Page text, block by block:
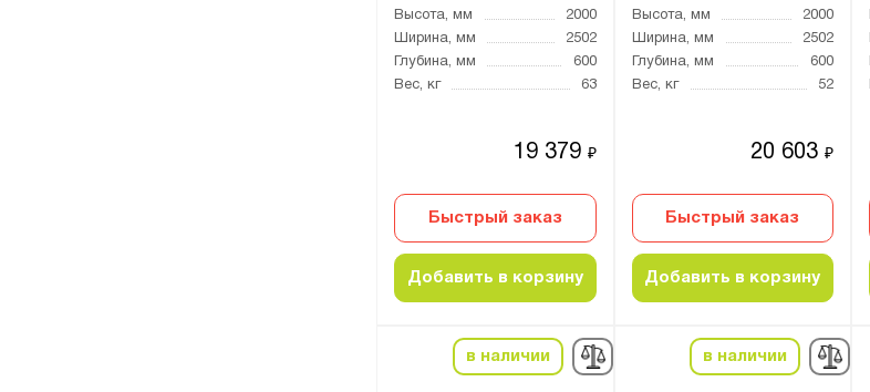
Высота, мм
2000
Ширина, мм
2502
Глубина, мм
600
Вес, кг
63
19 379 ₽
Быстрый заказ
Добавить в корзину
Высота, мм
2000
Ширина, мм
2502
Глубина, мм
600
Вес, кг
52
20 603₽
Быстрый заказ
Добавить в корзину
в наличии в наличии